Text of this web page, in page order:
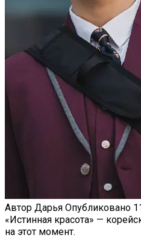
Автор Дарья Опубликовано
«Истинная красота» —
на этот момент.